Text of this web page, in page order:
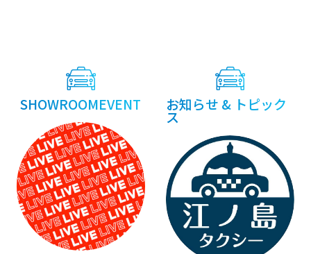
ゲ
シ
ョ
ン
SHOWROOMEVENT お知らせ & トピック
ス